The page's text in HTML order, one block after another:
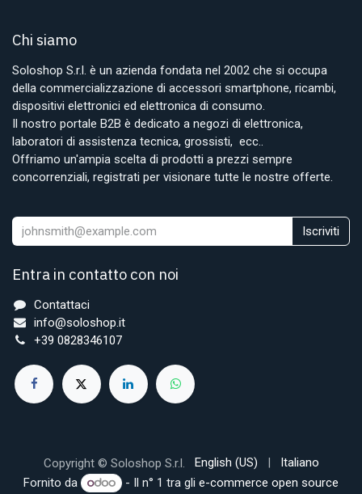
Chi siamo
Soloshop S.r.l. è un azienda fondata nel 2002 che si occupa
della commercializzazione di accessori smartphone, ricambi,
dispositivi elettronici ed elettronica di consumo.
Il nostro portale B2B è dedicato a negozi di elettronica,
laboratori di assistenza tecnica, grossisti, ecc..
Offriamo un'ampia scelta di prodotti a prezzi sempre
concorrenziali, registrati per visionare tutte le nostre offerte.
Iscriviti
Entra in contatto con noi
Contattaci
info@soloshop.it
+39 0828346107
Copyright © Soloshop S.r.l. English (US) |
Italiano
Fornito da
- Il n° 1 tra glie-commerce open source